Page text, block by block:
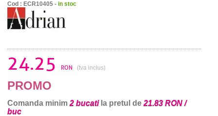
Cod : ECR10405 - in stoc
24.25 RON (tva inclus)
PROMO
Comanda minim 2 bucatila pretul de 21.83 RON /
buc